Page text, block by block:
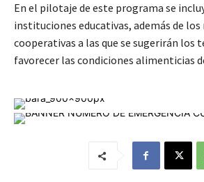
En el pilotaje de este programa se
instituciones educativas, además de los
cooperativas a las que se sugerirán los
favorecer las condiciones alimenticias